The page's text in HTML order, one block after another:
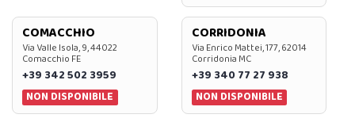
COMACCHIO
Via Valle Isola, 9, 44022
Comacchio FE
+39 342 502 3959
NON DISPONIBILE
CORRIDONIA
Via Enrico Mattei, 177, 62014
Corridonia MC
+39 340 77 27 938
NON DISPONIBILE